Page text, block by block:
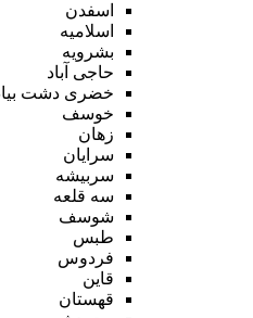
اسفدن
اسلامیه
بشرویه
حاجی آباد
خضری دشت
خوسف
زهان
سرایان
سربیشه
سه قلعه
شوسف
طبس
فردوس
قاین
قهستان